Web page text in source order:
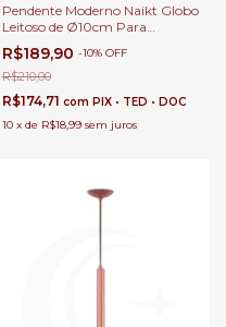
Pendente Moderno Naikt Globo
Leitoso de Ø10cm Para
Quarto, Sala, Escada,
Cabeceira de Cama e Lavabos.
R$189,90 -10% OFF
R$210,00
R$174,71 com PIX • TED • DOC
10 x de R$18,99 sem juros